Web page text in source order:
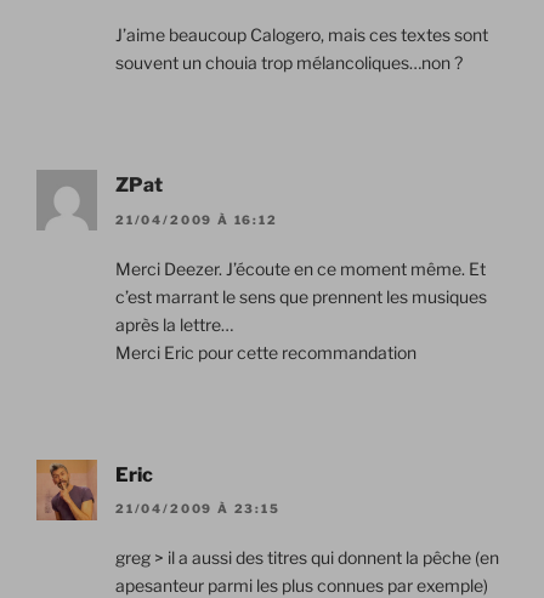
J’aime beaucoup Calogero, mais ces textes sont
souvent un chouia trop mélancoliques…non ?
ZPat
21/04/2009 À 16:12
Merci Deezer. J’écoute en ce moment même. Et
c’est marrant le sens que prennent les musiques
après la lettre…
Merci Eric pour cette recommandation
Eric
21/04/2009 À 23:15
greg > il a aussi des titres qui donnent la pêche (en
apesanteur parmi les plus connues par exemple)